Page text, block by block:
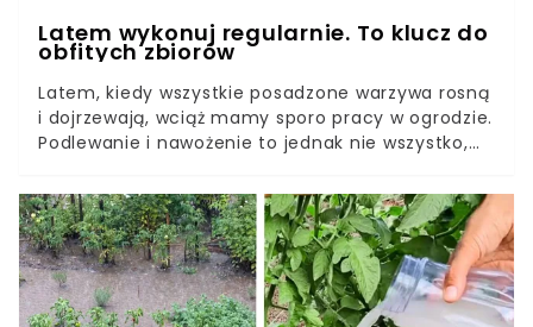
Latem wykonuj regularnie. To klucz do
obfitych zbiorów
Latem, kiedy wszystkie posadzone warzywa rosną
i dojrzewają, wciąż mamy sporo pracy w ogrodzie.
Podlewanie i nawożenie to jednak nie wszystko,
plonami.Istotne znaczenie w uprawie warzyw ma
odchwaszczanie gleby. To nie tylko kwestia
estetyki, ale sposób na ochronę swoich roślin i
sprawienie, by rosły duże i zdrowe. Jak skutecznie
pozbyć się chwastów z grządek?